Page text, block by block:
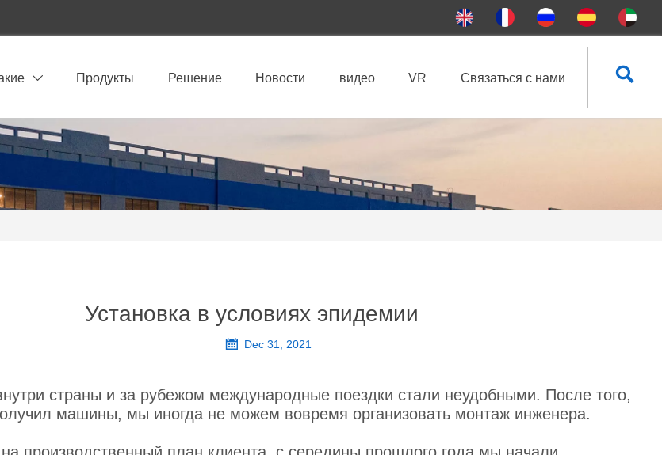
 Продукты Решение Новости видео VR Связаться с нами 
Установка в условиях эпидемии
 Dec 31, 2021
страны и за рубежом международные поездки стали неудобными. После того,
машины, мы иногда не можем вовремя организовать монтаж инженера.